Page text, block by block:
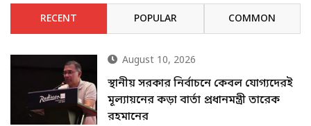
RECENT POPULAR COMMON
August 10, 2026
স্থানীয় সরকার নির্বাচনে কেবল যোগ্যদেরই
মূল্যায়নের কড়া বার্তা প্রধানমন্ত্রী তারেক
রহমানের